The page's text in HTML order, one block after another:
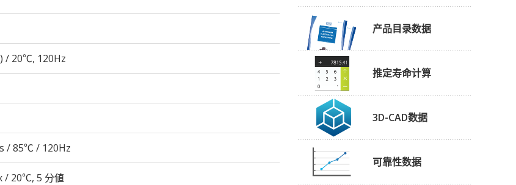
/ 20℃, 120Hz
/ 85℃ / 120Hz
/ 20℃, 5 分値
产品目录数据
推定寿命计算
3D-CAD数据
可靠性数据